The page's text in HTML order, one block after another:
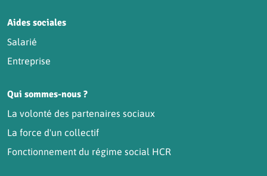
Aides sociales
Salarié
Entreprise
Qui sommes-nous ?
La volonté des partenaires sociaux
La force d'un collectif
Fonctionnement du régime social HCR